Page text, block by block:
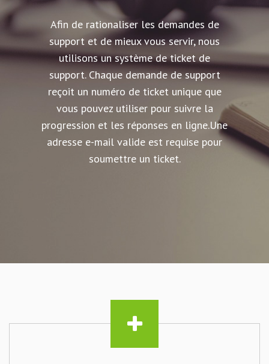
Afin de rationaliser les demandes de
support et de mieux vous servir, nous
utilisons un système de ticket de
support. Chaque demande de support
reçoit un numéro de ticket unique que
vous pouvez utiliser pour suivre la
progression et les réponses en ligne.Une
adresse e-mail valide est requise pour
soumettre un ticket.